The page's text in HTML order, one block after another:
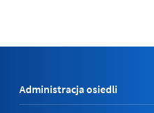
Administracja osiedli